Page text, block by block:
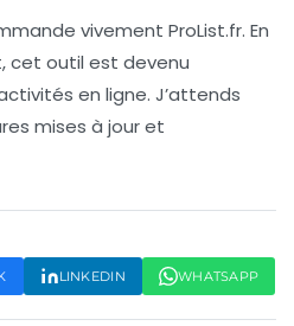
vivement ProList.fr. En
cet outil est devenu
en ligne. J’attends
mises à jour et
LINKEDIN WHATSAPP